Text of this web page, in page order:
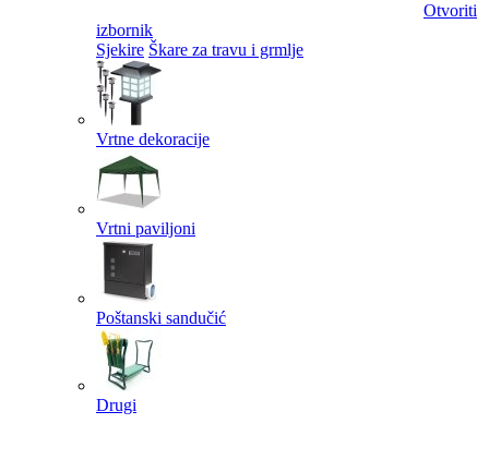
Otvoriti
izbornik
Sjekire Škare za travu i grmlje
Vrtne dekoracije
Vrtni paviljoni
Poštanski sandučić
Drugi